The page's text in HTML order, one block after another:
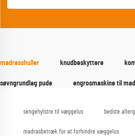
madrasshuller knudbeskyttere
søvngrundlag pude engrosmaskine til
sengehylstre til væggelus bedste
madrasbetræk for at forhindre væggelus